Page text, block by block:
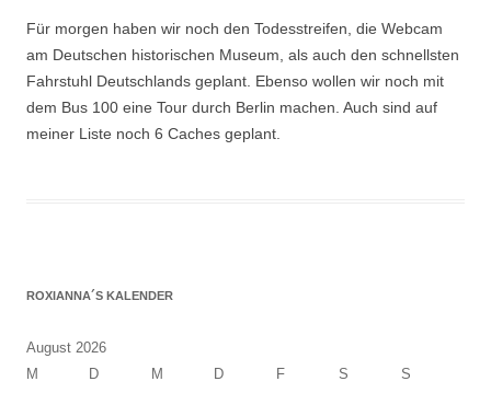
Für morgen haben wir noch den Todesstreifen, die Webcam
am Deutschen historischen Museum, als auch den schnellsten
Fahrstuhl Deutschlands geplant. Ebenso wollen wir noch mit
dem Bus 100 eine Tour durch Berlin machen. Auch sind auf
meiner Liste noch 6 Caches geplant.
ROXIANNA´S KALENDER
August 2026
M
D M D F S
S